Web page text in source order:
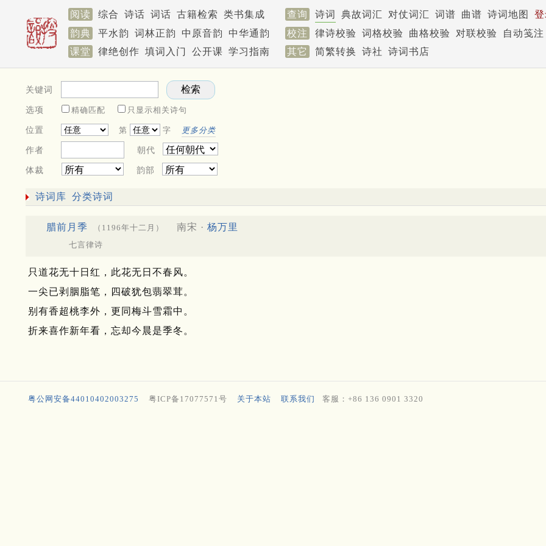
阅读 综合 诗话 词话 古籍检索 类书集成 查询 诗词 典故词汇 对仗词汇 词谱 曲谱 诗词地图
韵典
平水韵 词林正韵 中原音韵 中华通韵 校注 律诗校验 词格校验 曲格校验 对联校验
自动笺注
课堂
律绝创作 填词入门 公开课 学习指南 其它 简繁转换 诗社 诗词书店
关键词
选项 精确匹配 只显示相关诗句
位置 第 字 更多分类
作者 朝代
体裁 韵部
诗词库 分类诗词
腊前月季 （1196年十二月） 南宋 · 杨万里
七言律诗
只道花无十日红，此花无日不春风。
一尖已剥胭脂笔，四破犹包翡翠茸。
别有香超桃李外，更同梅斗雪霜中。
折来喜作新年看，忘却今晨是季冬。
粤公网安备44010402003275 粤ICP备17077571号 关于本站 联系我们 客服：+86 136 0901 3320